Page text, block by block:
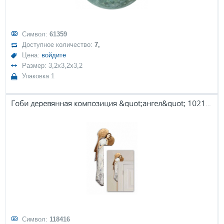
Символ:61359
Доступное количество:7,
Цена: войдите
Размер: 3,2x3,2x3,2
Упаковка 1
Гоби деревянная композиция &quot;ангел&quot; 102107
Символ: 118416